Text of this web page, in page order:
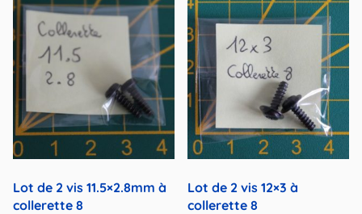
Lot de 2 vis 11.5×2.8mm à
collerette 8
Lot de 2 vis 12×3 à
collerette 8